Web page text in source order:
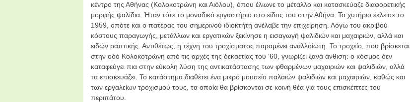
κέντρο της Αθήνας (Κολοκοτρώνη και Αιόλου), όπου έλιωνε το μέταλλο και κατασκεύαζε διαφορετικής
μορφής ψαλίδια. Ήταν τότε το μοναδικό εργαστήριο στο είδος του στην Αθήνα. Το χυτήριο έκλεισε το
1959, οπότε και ο πατέρας του σημερινού ιδιοκτήτη ανέλαβε την επιχείρηση. Λόγω του ακριβού
κόστους παραγωγής, μετάλλων και εργατικών ξεκίνησε η εισαγωγή ψαλιδιών και μαχαιριών, αλλά και
ειδών ραπτικής. Αντιθέτως, η τέχνη του τροχίσματος παραμένει αναλλοίωτη. Το τροχείο, που βρίσκεται
στην οδό Κολοκοτρώνη από τις αρχές της δεκαετίας του ’60, γνωρίζει ξανά άνθιση: ο κόσμος δεν
καταφεύγει πια στην εύκολη λύση της αντικατάστασης των φθαρμένων μαχαιριών και ψαλιδιών, αλλά
τα επισκευάζει. Το κατάστημα διαθέτει ένα μικρό μουσείο παλαιών ψαλιδιών και μαχαιριών, καθώς και
των εργαλείων τροχισμού τους, τα οποία θα βρίσκονται σε κοινή θέα για τους επισκέπτες του
περιπάτου.